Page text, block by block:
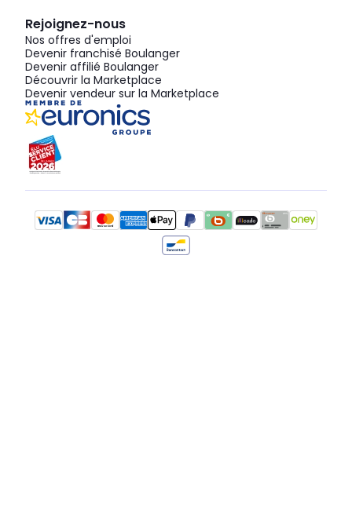
Rejoignez-nous
Nos offres d'emploi
Devenir franchisé Boulanger
Devenir affilié Boulanger
Découvrir la Marketplace
Devenir vendeur sur la Marketplace